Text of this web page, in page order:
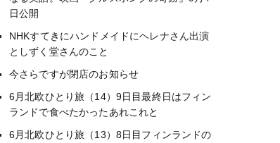
日公開
NHKすてきにハンドメイドにヘレナさん出演
としずく堂さんのこと
今さらですが閉店のお知らせ
6月北欧ひとり旅（14）9日目最終日はフィン
ランドで食べたかったあれこれと
6月北欧ひとり旅（13）8日目フィンランドの